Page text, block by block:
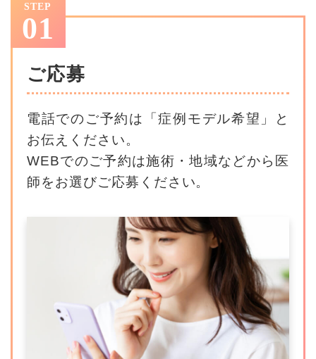
STEP
01
ご応募
電話でのご予約は「症例モデル希望」と
お伝えください。
WEBでのご予約は施術・地域などから医
師をお選びご応募ください。